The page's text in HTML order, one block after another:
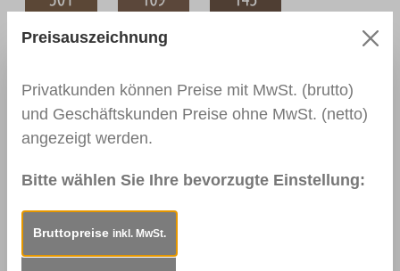
0301 Eiche
Grünlich
0109
Nussbaum
0144 Braun 0110
0113
Mahagoni Hell
0164
Nussbaum
Antik
Preisauszeichnung
Privatkunden können Preise mit MwSt. (brutto)
und Geschäftskunden Preise ohne MwSt. (netto)
angezeigt werden.
Bitte wählen Sie Ihre bevorzugte Einstellung:
Bruttopreise inkl. MwSt.